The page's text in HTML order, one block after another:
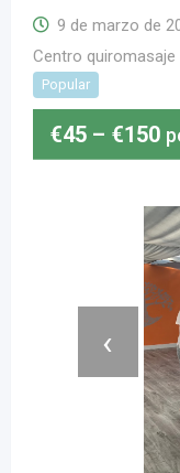
9 de marzo de
Centro quiromasaje
Popular
€45 – €150
‹